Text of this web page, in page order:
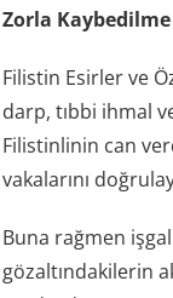
Zorla
Filistin Esirler ve
darp, tıbbi ihmal
Filistinlinin can
vakalarını
Buna rağmen
gözaltındakilerin